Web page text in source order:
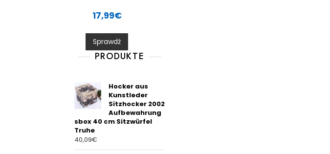
a
0
o
u
t
17,99€
Sprawdź
PRODUKTE
Hocker aus
Kunstleder
Sitzhocker 2002
Aufbewahrung
sbox 40 cm Sitzwürfel
Truhe
40,09€